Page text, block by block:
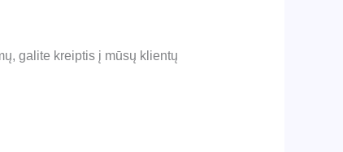
galite kreiptis į mūsų klientų